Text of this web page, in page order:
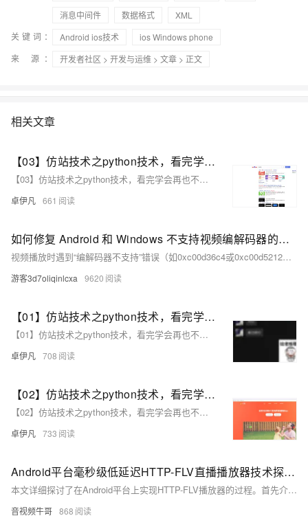
消息中间件
数据格式
XML
关键词：
Android ios技术
ios Windows phone
来 源：
开发者社区 > 开发与运维 > 文章 > 正文
相关文章
【03】仿站技术之python技术，看完学会再也不用去购买收费工具了-修改整体页面做好安卓下载发给客户-并且开始提交网站公安备案-作为APP下载落地页文娱产品一定要备案-包括安卓android下载（简单）-ios苹果plist下载（稍微麻烦一丢丢）-优雅草卓伊凡
【03】仿站技术之python技术，看完学会再也不用去购买收费工具了-修改整体页面做好安卓下载发给客户-并且开始提交网站公安备案-作为APP下载落地页文娱产品一定要备案-包括安卓android下载（简单）-ios苹果plist下载（稍微麻烦一丢丢）-优雅草卓伊凡
卓伊凡 661
如何修复 Android 和 Windows 不支持视频编解码器的问题？
视频播放时遇到“编解码器不支持”错误（如0xc00d36c4或0xc00d5212）是常见问题，即使文件格式为MP4或MKV。编解码器是编码和解码数据的工具，不同设备和版本支持不同的编解码器。解决方法包括：1) 安装所需编解码器，如K-Lite Codec Pack；2) 使用自带编解码器的第三方播放器，如VLC、KMPlayer等。这些方法能帮助你顺利播放视频。
游客3d7oliqinlcxa 9620
【01】仿站技术之python技术，看完学会再也不用去购买收费工具了-用python扒一个app下载落地页-包括安卓android下载（简单）-ios苹果plist下载（稍微麻烦一丢丢）-客户的麻将软件需要下载落地页并且要做搜索引擎推广-本文用python语言快速开发爬取落地页下载-优雅草卓伊凡
【01】仿站技术之python技术，看完学会再也不用去购买收费工具了-用python扒一个app下载落地页-包括安卓android下载（简单）-ios苹果plist下载（稍微麻烦一丢丢）-客户的麻将软件需要下载落地页并且要做搜索引擎推广-本文用python语言快速开发爬取落地页下载-优雅草卓伊凡
卓伊凡 708
【02】仿站技术之python技术，看完学会再也不用去购买收费工具了-本次找了小影-感觉页面很好看-本次是爬取vue需要用到Puppeteer库用node.js扒一个app下载落地页-包括安卓android下载（简单）-ios苹果plist下载（稍微麻烦一丢丢）-优雅草卓伊凡
【02】仿站技术之python技术，看完学会再也不用去购买收费工具了-本次找了小影-感觉页面很好看-本次是爬取vue需要用到Puppeteer库用node.js扒一个app下载落地页-包括安卓android下载（简单）-ios苹果plist下载（稍微麻烦一丢丢）-优雅草卓伊凡
卓伊凡 733
Android平台毫秒级低延迟HTTP-FLV直播播放器技术探究与实现
本文详细探讨了在Android平台上实现HTTP-FLV播放器的过程。首先介绍了FLV格式的基础，包括文件头和标签结构。接着分析了HTTP-FLV传输原理，通过分块传输实现流畅播放。然后重点讲解了播放器的实现步骤，涵盖网络请求、数据解析、音视频解码与渲染，以及播放控制功能的设计。文章还讨论了性能优化和网络异常处理的方法，并总结了HTTP-FLV播放器的技术价值，尤其是在特定场景下的应用意义。
音视频牛哥 868